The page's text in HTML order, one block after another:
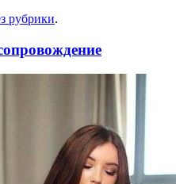
рубрики.